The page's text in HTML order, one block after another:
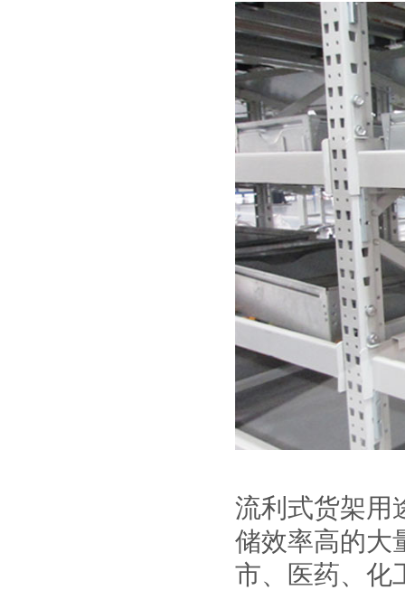
流利式货架用
储效率高的大
市、医药、化